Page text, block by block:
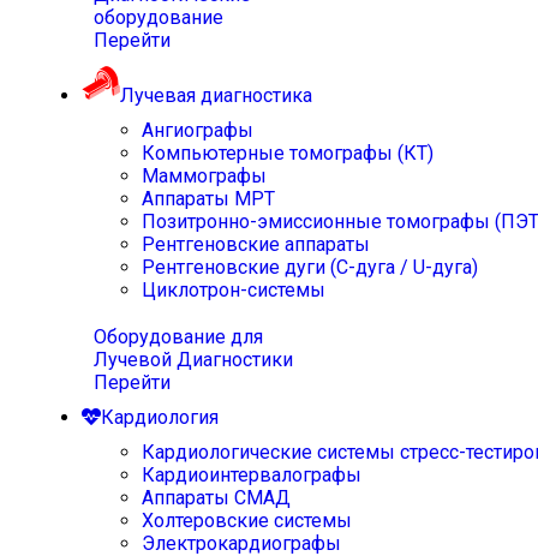
оборудование
Перейти
Лучевая диагностика
Ангиографы
Компьютерные томографы (КТ)
Маммографы
Аппараты МРТ
Позитронно-эмиссионные томографы
Рентгеновские аппараты
Рентгеновские дуги (С-дуга / U-дуга)
Циклотрон-системы
Оборудование для
Лучевой Диагностики
Перейти
Кардиология
Кардиологические системы стресс-
Кардиоинтервалографы
Аппараты СМАД
Холтеровские системы
Электрокардиографы